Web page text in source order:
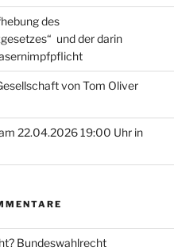
des
und der darin
von Tom Oliver
22.04.2026 19:00 Uhr in
Bundeswahlrecht